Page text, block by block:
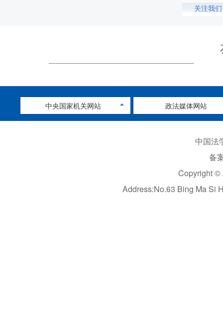
关注我们
中央国家机关网站 政法媒体网站
中国法
备
Copyright ©
Address:No.63 Bing Ma Si